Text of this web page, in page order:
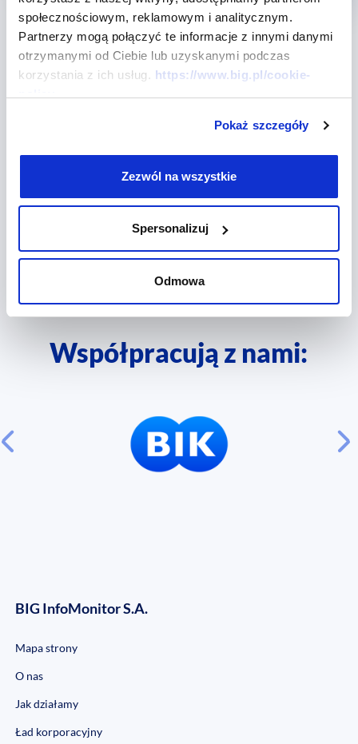
społecznościowym, reklamowym i analitycznym.
Partnerzy mogą połączyć te informacje z innymi danymi
otrzymanymi od Ciebie lub uzyskanymi podczas
korzystania z ich usług. https://www.big.pl/cookie-
Pokaż szczegóły
Zezwól na wszystkie
Spersonalizuj
Odmowa
Potrzebujesz więcej
informacji?
ZADZWOŃ (22) 486 56 56 PN-PT: 8:00 - 17:00
Współpracują z nami:
BIG InfoMonitor S.A.
Mapa strony
O nas
Jak działamy
Ład korporacyjny